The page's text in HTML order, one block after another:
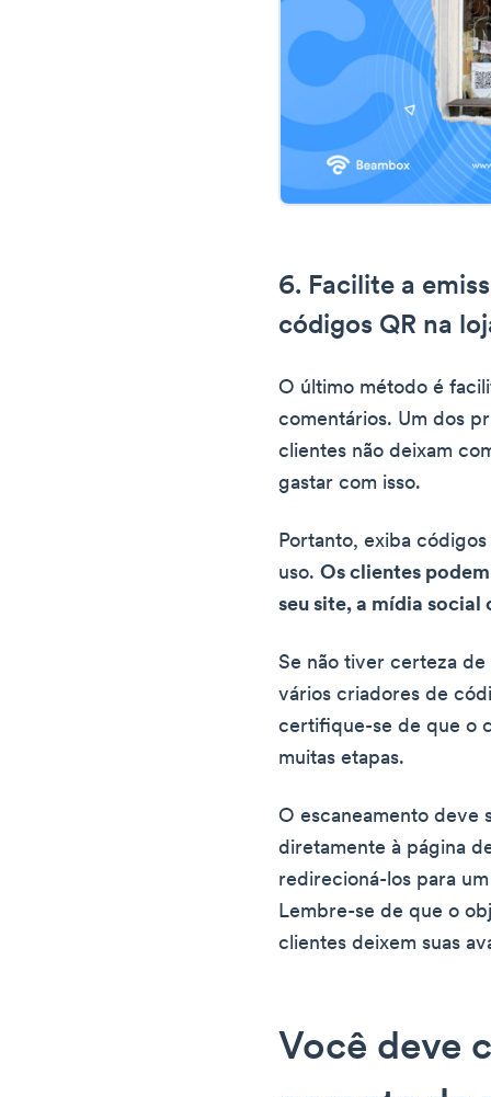
6. Facilite a
códigos QR na
O último método é
comentários. Um dos
clientes não deixam
gastar com isso.
Portanto, exiba
uso.Os clientes
seu site, a mídia social
Se não tiver certeza
vários criadores de
certifique-se de que o
muitas etapas.
O escaneamento deve
diretamente à página
redirecioná-los para
Lembre-se de que o
clientes deixem suas
Você deve